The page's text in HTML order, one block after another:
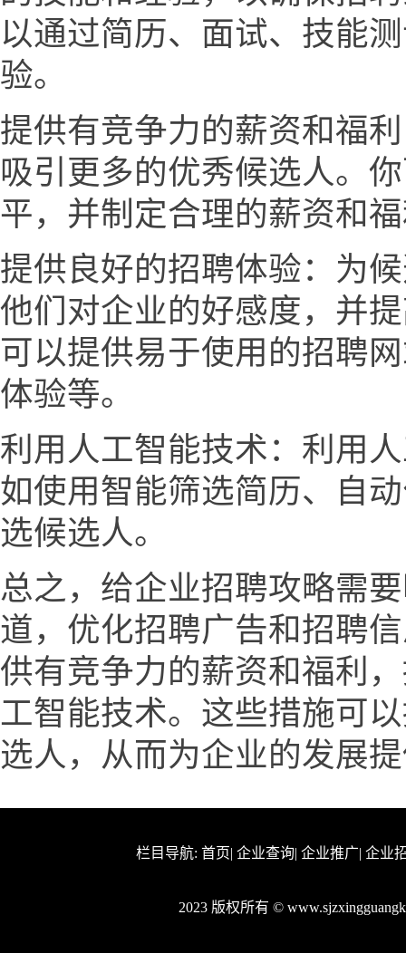
以通过简历、面试、技能
验。
提供有竞争力的薪资和福
吸引更多的优秀候选人。
平，并制定合理的薪资和
提供良好的招聘体验：为
他们对企业的好感度，并
可以提供易于使用的招聘
体验等。
利用人工智能技术：利用
如使用智能筛选简历、自
选候选人。
总之，给企业招聘攻略需
道，优化招聘广告和招聘
供有竞争力的薪资和福利
工智能技术。这些措施可
选人，从而为企业的发展
栏目导航: 首页| 企业查询| 企业推广| 企业
2023 版权所有 ©